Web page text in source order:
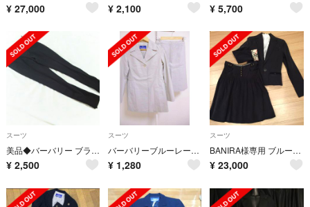
¥ 27,000 ¥ 2,100 ¥ 5,700
スーツ
美品◆バーバリー ブラックレーベル フォーマル パンツ
¥ 2,500
スーツ
バーバリーブルーレーベル☆40723
¥ 1,280
スーツ
BANIRA様専用 ブルーレーベルスーツ
¥ 23,000